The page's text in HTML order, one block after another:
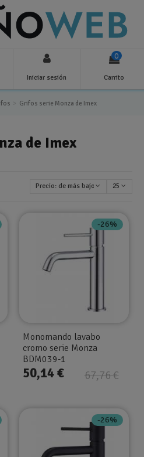
Iniciar sesión
0
Carrito
Grifos serie Monza de Imex
de Imex
Precio: de más bajo a más alto
25
-26%
Monomando lavabo
cromo serie Monza
BDM039-1
67,76 €
50,14 €
-26%